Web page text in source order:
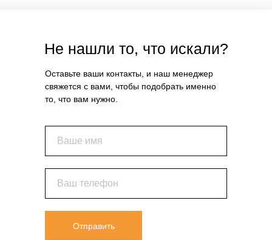
Ваше имя
Ваш телефон
Отправить
Не нашли то, что искали?
Оставьте ваши контакты, и наш менеджер
свяжется с вами, чтобы подобрать именно
то, что вам нужно.